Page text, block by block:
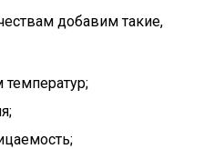
добавим такие,
температур;